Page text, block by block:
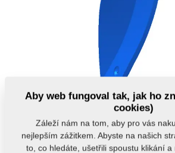
Aby web fungoval tak, jak ho
cookies)
Záleží nám na tom, aby pro vás
nejlepším zážitkem. Abyste na našich
to, co hledáte, ušetřili spoustu klikání a